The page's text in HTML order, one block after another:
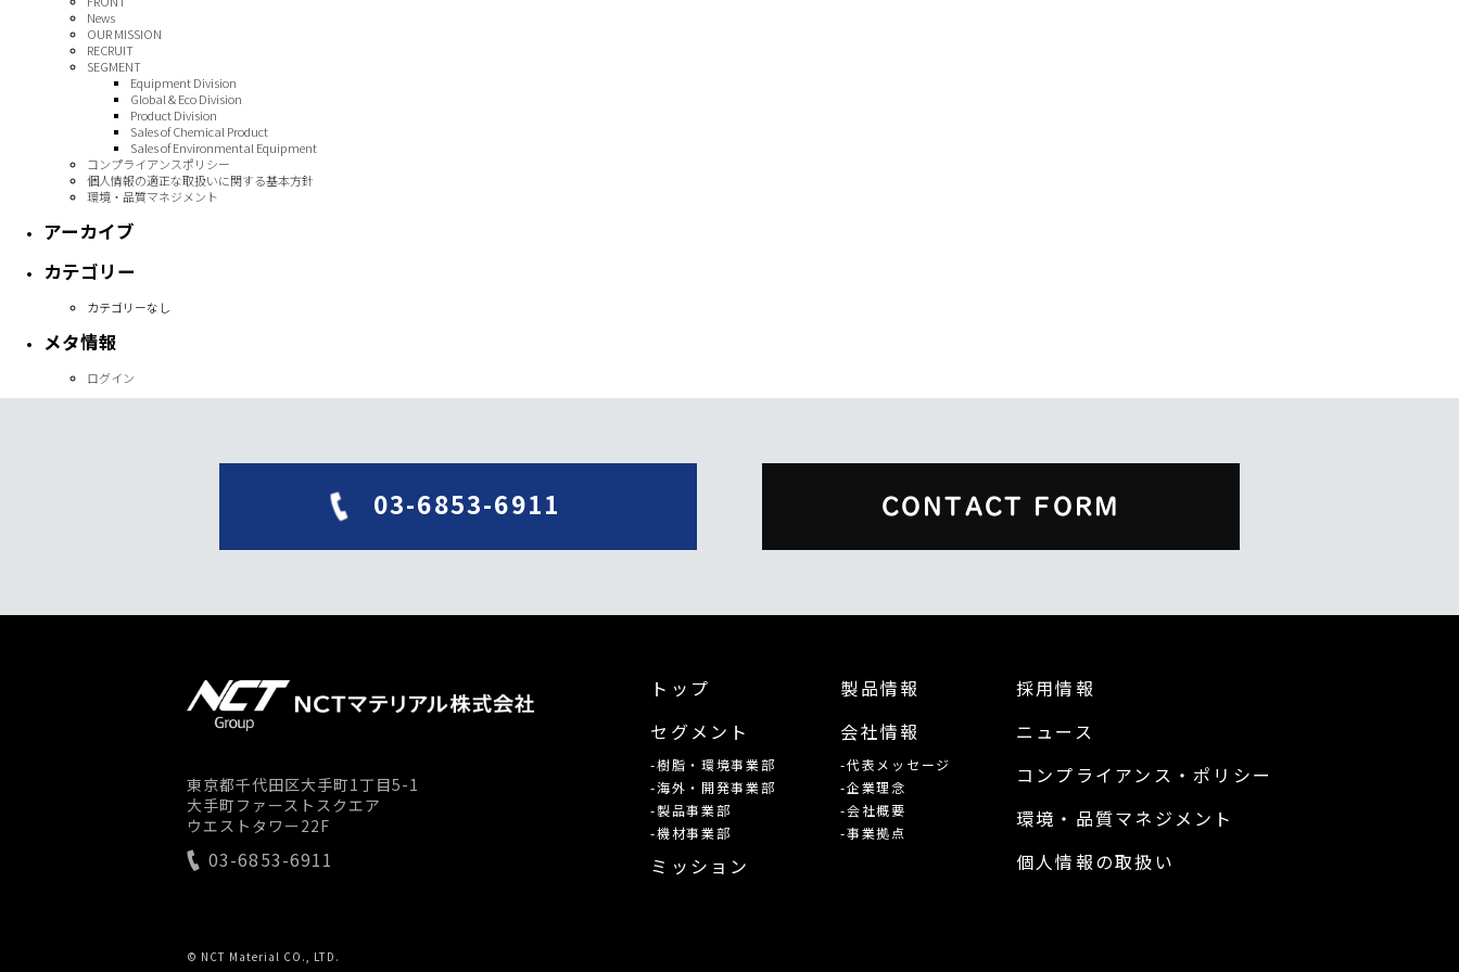
News
OUR MISSION
RECRUIT
SEGMENT
Equipment Division
Global & Eco Division
Product Division
Sales of Chemical Product
Sales of Environmental Equipment
コンプライアンスポリシー
個人情報の適正な取扱いに関する基本方針
環境・品質マネジメント
アーカイブ
カテゴリー
カテゴリーなし
メタ情報
ログイン
03-6853-6911 CONTACT FORM
東京都千代田区大手町1丁目5-1
大手町ファーストスクエア
ウエストタワー22F
03-6853-6911
トップ
セグメント
-樹脂・環境事業部
-海外・開発事業部
-製品事業部
-機材事業部
ミッション
製品情報
会社情報
-代表メッセージ
-企業理念
-会社概要
-事業拠点
採用情報
ニュース
コンプライアンス・ポリシー
環境・品質マネジメント
個人情報の取扱い
© NCT Material CO., LTD.